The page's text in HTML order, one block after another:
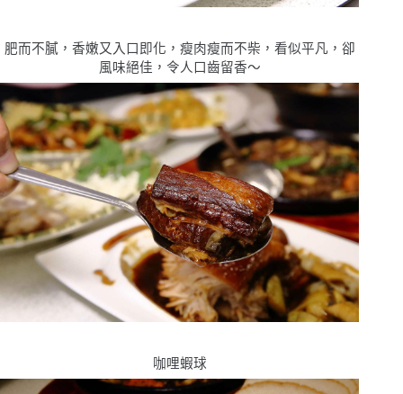
肥而不膩，香嫩又入口即化，瘦肉瘦而不柴，看似平凡，卻
風味絕佳，令人口齒留香〜
咖哩蝦球